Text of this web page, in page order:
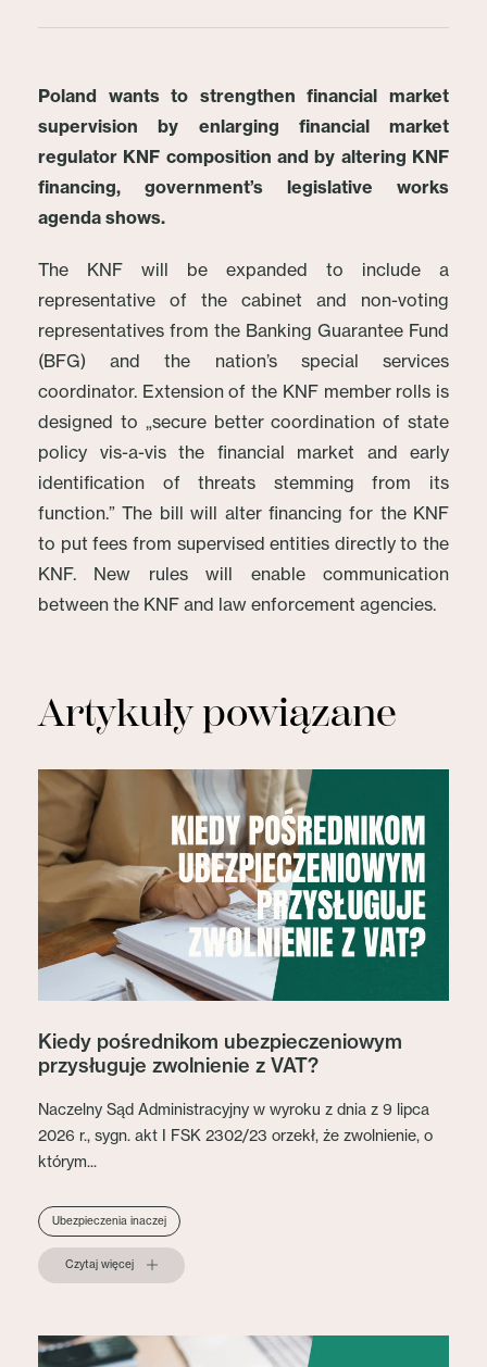
Poland wants to strengthen financial market
supervision by enlarging financial market
regulator KNF composition and by altering KNF
financing, government’s legislative works
agenda shows.
The KNF will be expanded to include a
representative of the cabinet and non-voting
representatives from the Banking Guarantee Fund
(BFG) and the nation’s special services
coordinator. Extension of the KNF member rolls is
designed to „secure better coordination of state
policy vis-a-vis the financial market and early
identification of threats stemming from its
function.” The bill will alter financing for the KNF
to put fees from supervised entities directly to the
KNF. New rules will enable communication
between the KNF and law enforcement agencies.
Artykuły powiązane
Kiedy pośrednikom ubezpieczeniowym
przysługuje zwolnienie z VAT?
Naczelny Sąd Administracyjny w wyroku z dnia z 9 lipca
2026 r., sygn. akt I FSK 2302/23 orzekł, że zwolnienie, o
którym...
Ubezpieczenia inaczej
Czytaj więcej